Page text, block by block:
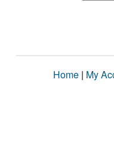
Home | My